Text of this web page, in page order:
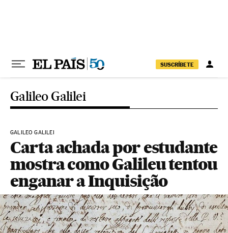
SUSCRÍBETE
Galileo Galilei
GALILEO GALILEI
Carta achada por estudante
mostra como Galileu tentou
enganar a Inquisição